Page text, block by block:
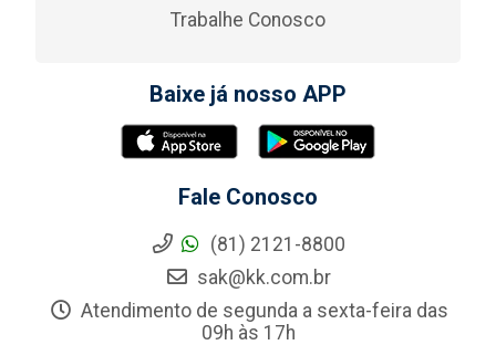
Trabalhe Conosco
Baixe já nosso APP
Fale Conosco
(81) 2121-8800
sak@kk.com.br
Atendimento de segunda a sexta-feira das
09h às 17h